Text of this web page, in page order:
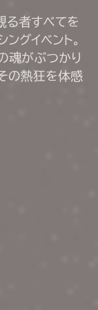
る者すべてを
グイベント。
魂がぶつかり
の熱狂を体感